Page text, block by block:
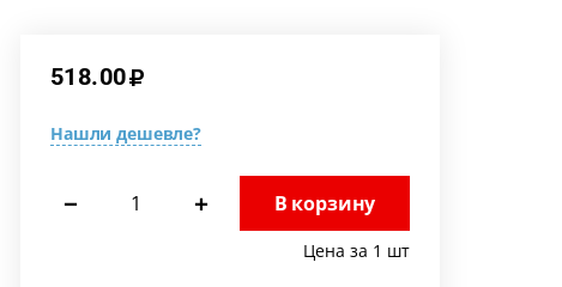
518.00
Нашли дешевле?
− + В корзину
Цена за 1 шт